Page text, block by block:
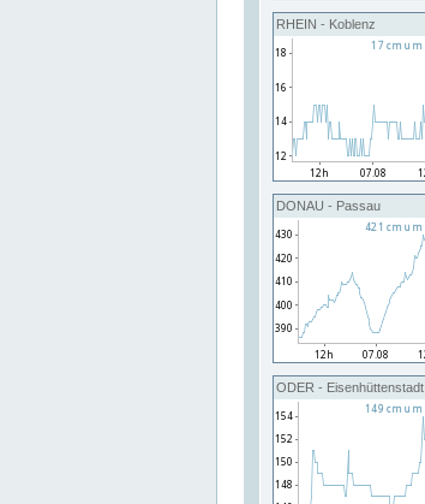
RHEIN - Koblenz
DONAU - Passau
ODER - Eisenhüttenstadt